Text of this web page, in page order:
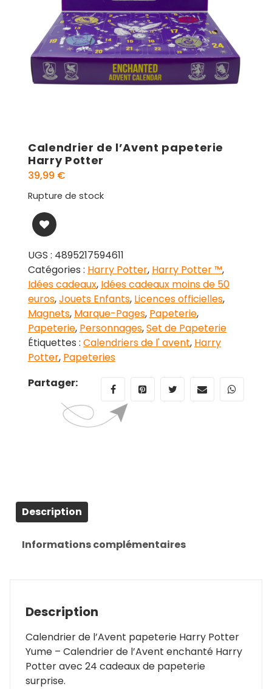
Calendrier de l’Avent papeterie
Harry Potter
39,99 €
Rupture de stock
UGS : 4895217594611
Catégories : Harry Potter, Harry Potter ™,
Idées cadeaux, Idées cadeaux moins de 50
euros,Jouets Enfants, Licences officielles,
Magnets, Marque-Pages, Papeterie,
Papeterie, Personnages,Set de Papeterie
Étiquettes : Calendriers de l' avent, Harry
Potter, Papeteries
Partager:
Description
Informations complémentaires
Description
Calendrier de l’Avent papeterie Harry Potter
Yume – Calendrier de l’Avent enchanté Harry
Potter avec 24 cadeaux de papeterie
surprise.